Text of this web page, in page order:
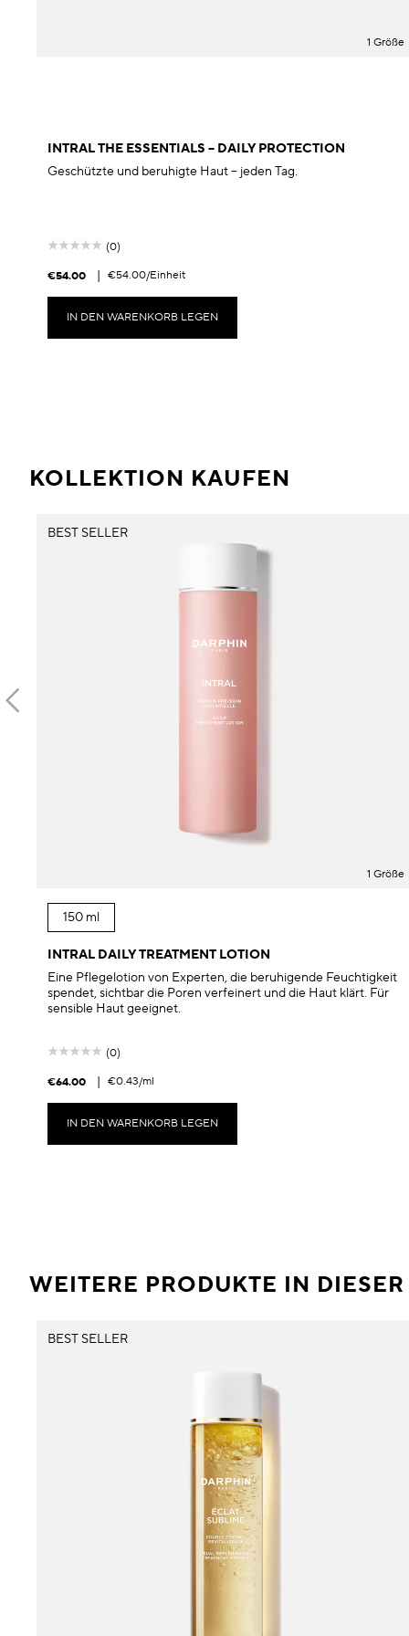
1 Größe
INTRAL THE ESSENTIALS – DAILY PROTECTION
Geschützte und beruhigte Haut – jeden Tag.
(0)
€54.00 | €54.00/Einheit
IN DEN WARENKORB LEGEN
KOLLEKTION KAUFEN
BEST SELLER
1 Größe
150 ml
INTRAL DAILY TREATMENT LOTION
Eine Pflegelotion von Experten, die beruhigende Feuchtigkeit
spendet, sichtbar die Poren verfeinert und die Haut klärt. Für
sensible Haut geeignet.
(0)
€64.00 €0.43/ml
IN DEN WARENKORB LEGEN
WEITERE PRODUKTE IN
BEST SELLER